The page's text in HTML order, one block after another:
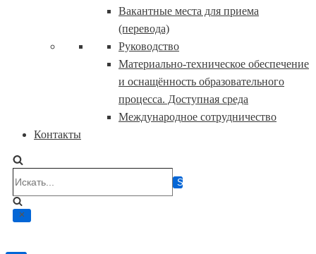
Вакантные места для приема
(перевода)
Руководство
Материально-техническое обеспечение
и оснащённость образовательного
процесса. Доступная среда
Международное сотрудничество
Контакты